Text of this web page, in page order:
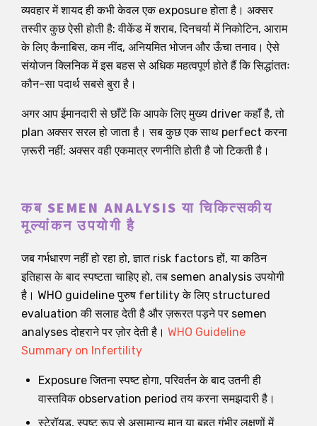
व्यवहार में शायद ही कभी केवल एक exposure होता है। अक्सर
तस्वीर कुछ ऐसी होती है: वीकेंड में शराब, दिनचर्या में निकोटिन, आराम
के लिए कैनाबिस, कम नींद, अनियमित भोजन और ऊँचा तनाव। ऐसे
संयोजन क्लिनिक में इस बहस से अधिक महत्वपूर्ण होते हैं कि सिद्धांततः
कौन-सा पदार्थ सबसे बुरा है।
अगर आप ईमानदारी से छाँटें कि आपके लिए मुख्य driver कहाँ है, तो
plan अक्सर सरल हो जाता है। सब कुछ एक साथ perfect करना
ज़रूरी नहीं; अक्सर वही एकमात्र रणनीति होती है जो टिकती है।
कब SEMEN ANALYSIS या चिकित्सकीय
मूल्यांकन उपयोगी है
जब गर्भधारण नहीं हो रहा हो, ज्ञात risk factors हों, या कठिन
इतिहास के बाद स्पष्टता चाहिए हो, तब semen analysis उपयोगी
है। WHO guideline पुरुष fertility के लिए structured
evaluation की सलाह देती है और ज़रूरत पड़ने पर semen
analyses दोहराने पर ज़ोर देती है। WHO Guideline
Summary on Infertility
Exposure जितना स्पष्ट होगा, परिवर्तन के बाद उतनी ही
वास्तविक observation period तय करना समझदारी है।
स्टेरॉयड, स्पष्ट रूप से असामान्य मान या बहुत गंभीर लक्षणों में